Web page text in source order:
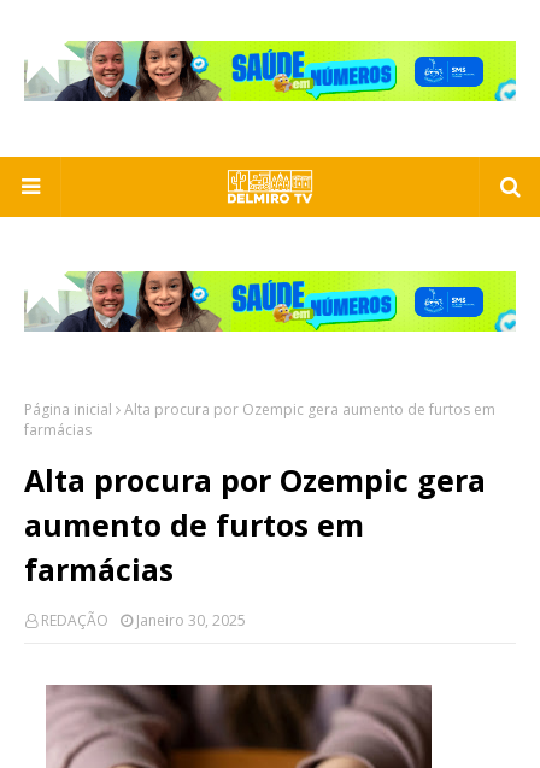
Página inicial
Alta procura por Ozempic gera aumento de furtos em
farmácias
Alta procura por Ozempic gera
aumento de furtos em
farmácias
REDAÇÃO Janeiro 30, 2025